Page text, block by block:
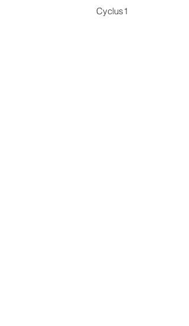
Cyclus1